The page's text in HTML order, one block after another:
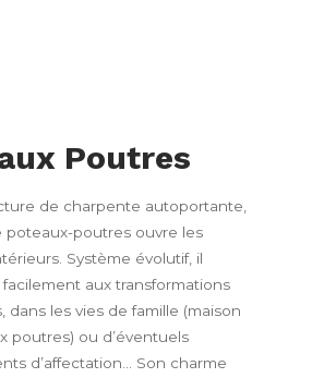
Poutres
de charpente autoportante,
poteaux-poutres ouvre les
Système évolutif, il
facilement aux transformations
dans les vies de famille (maison
poutres) ou d’éventuels
d’affectation… Son charme